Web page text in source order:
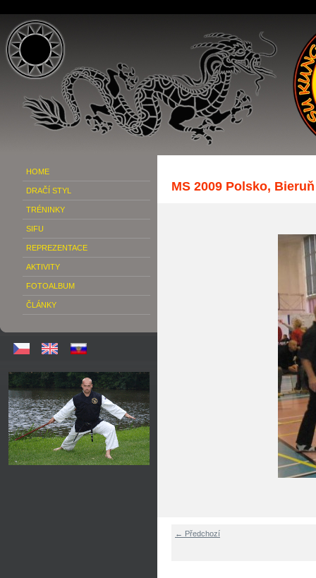
HOME
DRAČÍ STYL
TRÉNINKY
SIFU
REPREZENTACE
AKTIVITY
FOTOALBUM
ČLÁNKY
MS 2009 Polsko, Bieruň
← Předchozí